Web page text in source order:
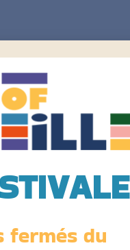
fermés du